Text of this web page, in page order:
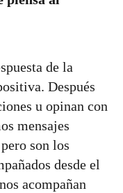
de la
Después
u opinan con
mensajes
son los
desde el
acompañan